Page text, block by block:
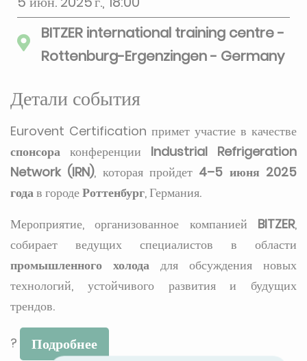
BITZER international training centre -
Rottenburg-Ergenzingen - Germany
Детали события
Eurovent Certification примет участие в качестве
спонсора конференции Industrial Refrigeration
Network (IRN), которая пройдет 4–5 июня 2025
годав городеРоттенбург, Германия.
Мероприятие, организованное компанией BITZER,
собирает ведущих специалистов в области
промышленного холода для обсуждения новых
технологий, устойчивого развития и будущих
трендов.
? Подробнее